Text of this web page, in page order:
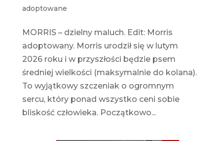
adoptowane
MORRIS – dzielny maluch. Edit: Morris
adoptowany. Morris urodził się w lutym
2026 roku i w przyszłości będzie psem
średniej wielkości (maksymalnie do kolana).
To wyjątkowy szczeniak o ogromnym
sercu, który ponad wszystko ceni sobie
bliskość człowieka. Początkowo...